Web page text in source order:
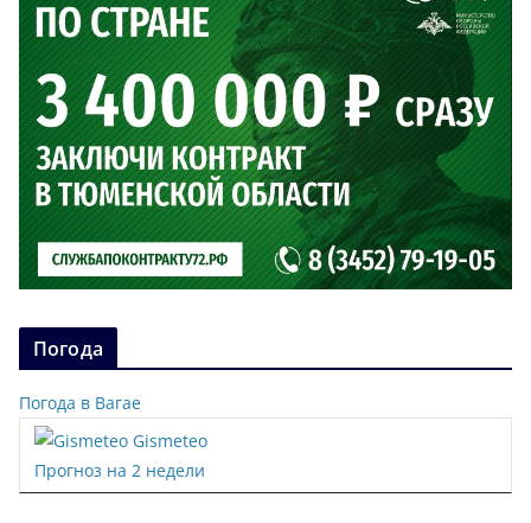
Погода
Погода в Вагае
Gismeteo
Прогноз на 2 недели